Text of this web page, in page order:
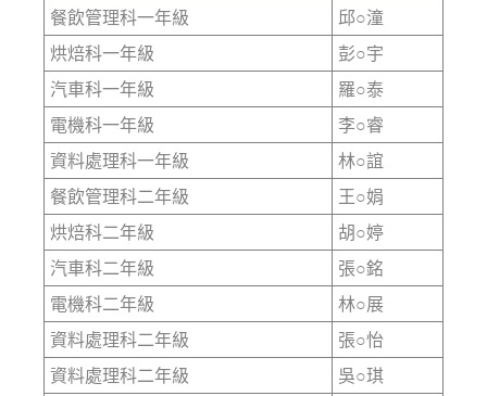
餐飲管理科一年級
邱○潼
烘焙科一年級
彭○宇
汽車科一年級
羅○泰
電機科一年級
李○睿
資料處理科一年級
林○誼
餐飲管理科二年級
王○娟
烘焙科二年級
胡○婷
汽車科二年級
張○銘
電機科二年級
林○展
資料處理科二年級
張○怡
資料處理科二年級
吳○琪